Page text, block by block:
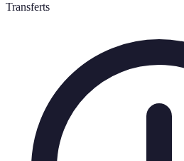
Transferts